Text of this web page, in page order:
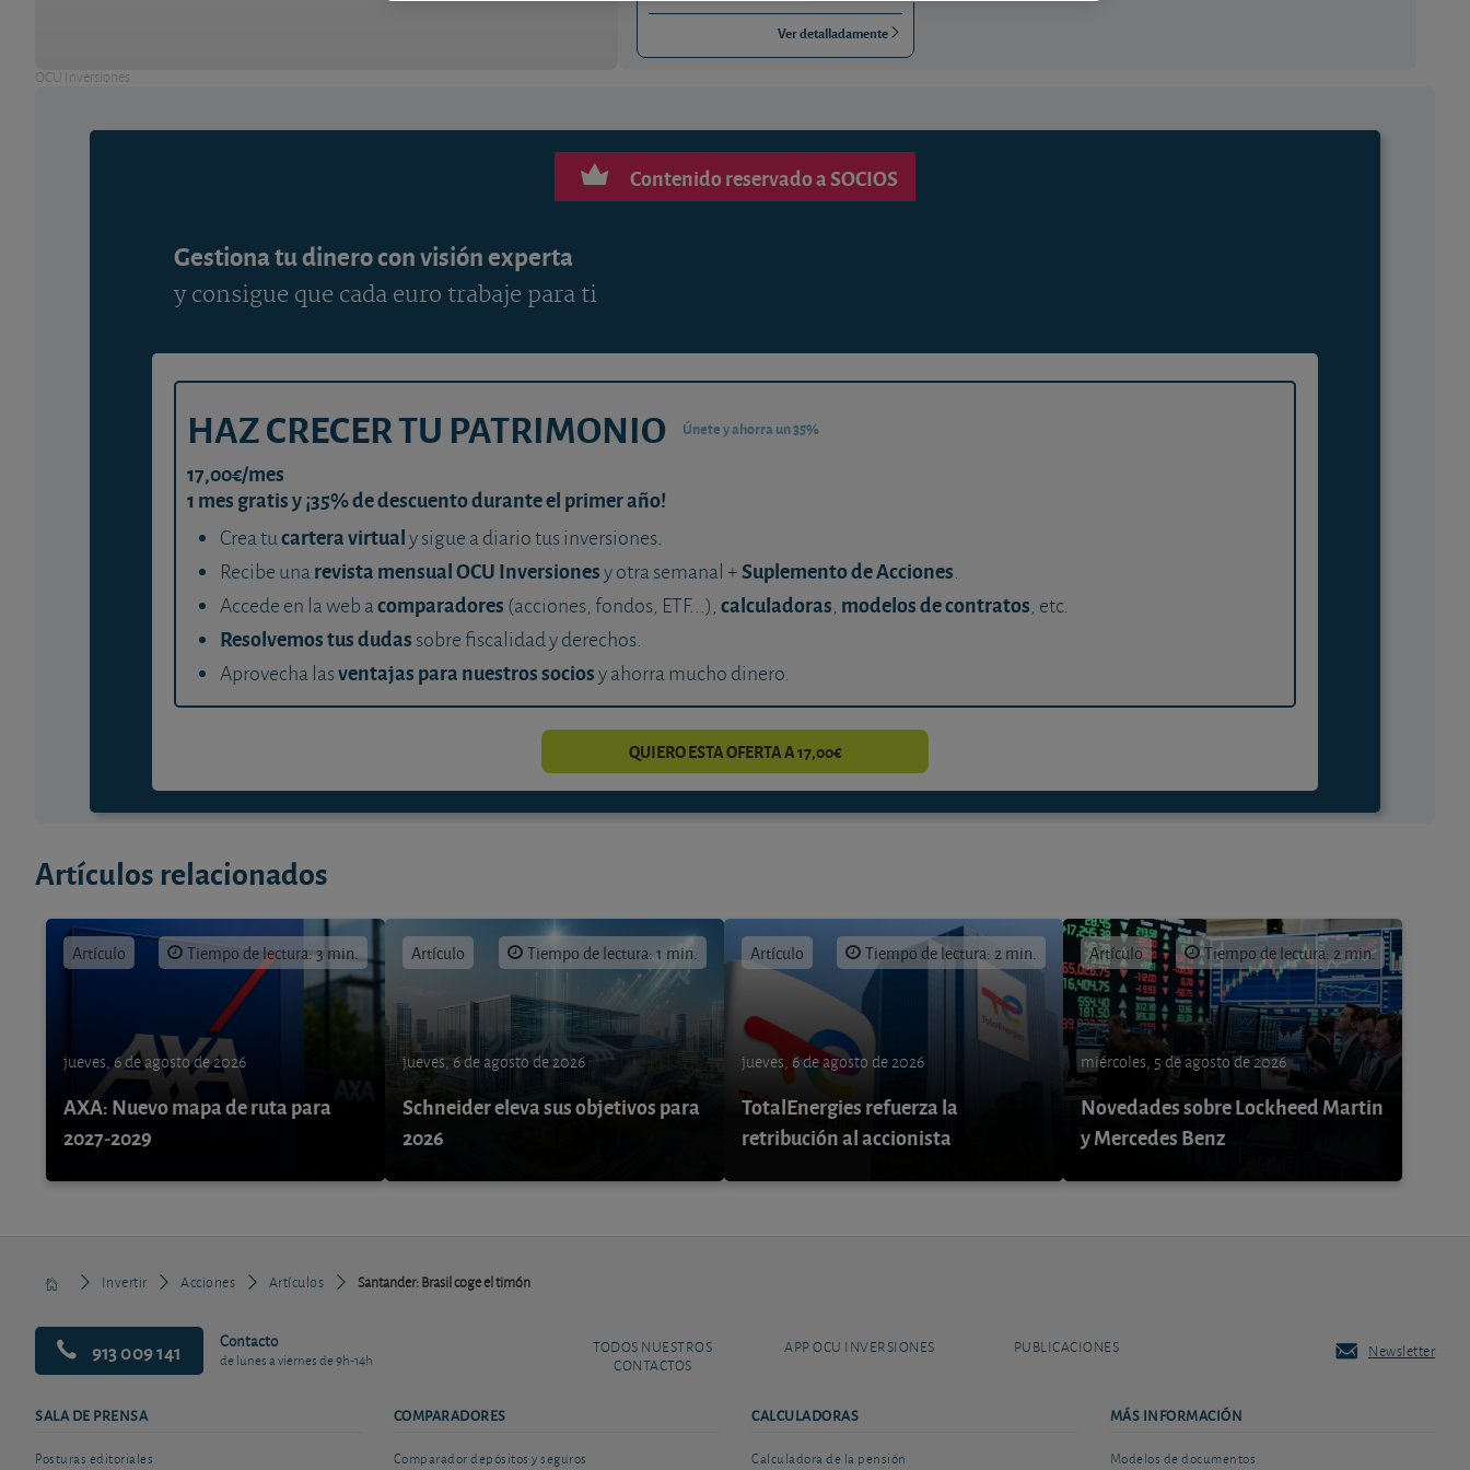
OCU Inversiones
Ver detalladamente
Contenido reservado a SOCIOS
Gestiona tu dinero con visión experta
y consigue que cada euro trabaje para ti
HAZ CRECER TU PATRIMONIO Únete y ahorra un 35%
17,00€/mes
1 mes gratis y ¡35% de descuento durante el primer año!
Crea tucartera virtualy sigue a diario tus inversiones.
Recibe unarevista mensual OCU Inversionesy otra semanal +Suplemento de Acciones.
Accede en la web acomparadores (acciones, fondos, ETF...), calculadoras, modelos de contratos, etc.
Resolvemos tus dudas sobre fiscalidad y derechos.
Aprovecha lasventajas para nuestros sociosy ahorra mucho dinero.
QUIERO ESTA OFERTA A 17,00€
Artículos relacionados
Artículo Tiempo de lectura: 3 min.
jueves, 6 de agosto de 2026
AXA: Nuevo mapa de ruta para
2027-2029
Artículo Tiempo de lectura: 1 min.
jueves, 6 de agosto de 2026
Schneider eleva sus objetivos para
2026
Artículo Tiempo de lectura: 2 min.
jueves, 6 de agosto de 2026
TotalEnergies refuerza la
retribución al accionista
Artículo Tiempo de lectura: 2 min.
miércoles, 5 de agosto de 2026
Novedades sobre Lockheed Martin
y Mercedes Benz
Invertir Acciones Artículos Santander: Brasil coge el timón
913 009 141 Contacto
de lunes a viernes de 9h-14h
TODOS NUESTROS
CONTACTOS
APP OCU INVERSIONES PUBLICACIONES Newsletter
SALA DE PRENSA
Posturas editoriales
COMPARADORES
Comparador depósitos y seguros
CALCULADORAS
Calculadora de la pensión
MÁS INFORMACIÓN
Modelos de documentos